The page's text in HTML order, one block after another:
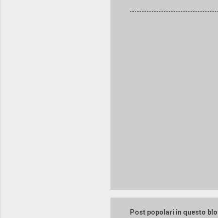
Post popolari in questo